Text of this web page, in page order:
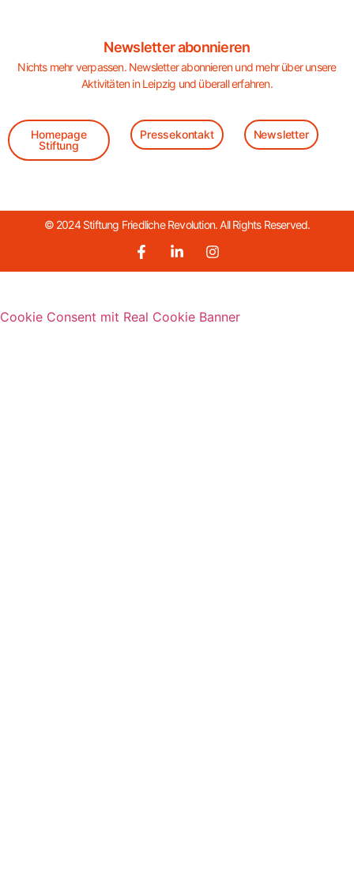
Newsletter abonnieren
Nichts mehr verpassen. Newsletter abonnieren und mehr über unsere
Aktivitäten in Leipzig und überall erfahren.
Homepage
Stiftung
Pressekontakt Newsletter
© 2024 Stiftung Friedliche Revolution. All Rights Reserved.
Cookie Consent mit Real Cookie Banner